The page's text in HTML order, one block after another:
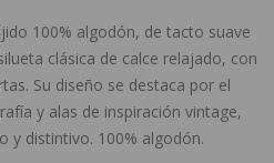
100% algodón, de tacto suave
clásica de calce relajado, con
Su diseño se destaca por el
y alas de inspiración vintage,
y distintivo. 100% algodón.